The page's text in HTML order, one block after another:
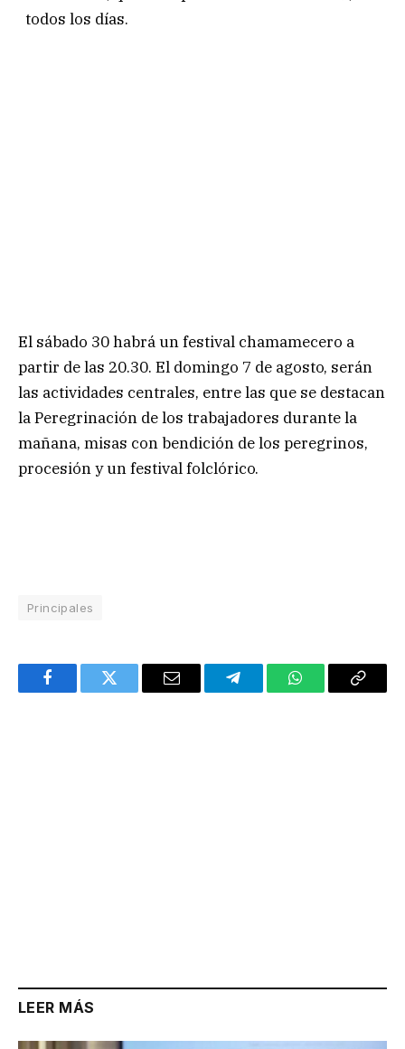
todos los días.
El sábado 30 habrá un festival chamamecero a
partir de las 20.30. El domingo 7 de agosto, serán
las actividades centrales, entre las que se destacan
la Peregrinación de los trabajadores durante la
mañana, misas con bendición de los peregrinos,
procesión y un festival folclórico.
Principales
FacebookTwitter Email TelegramWhatsAppCopy
LEER MÁS